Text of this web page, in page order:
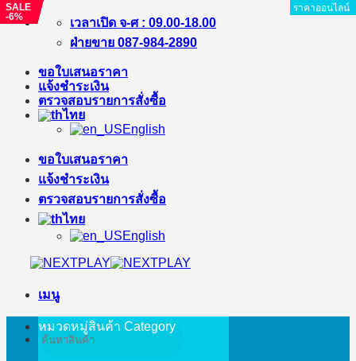
ข้าม
เนื้อหา
เวลาเปิด จ-ศ : 09.00-18.00
ฝ่ายขาย 087-984-2890
ขอใบเสนอราคา
แจ้งชำระเงิน
ตรวจสอบรายการสั่งซื้อ
ไทย
English
ขอใบเสนอราคา
แจ้งชำระเงิน
ตรวจสอบรายการสั่งซื้อ
ไทย
English
เมนู
ค้นหา:
หมวดหมู่สินค้า Category
ราคาออนไลน์
ราคาออนไลน์
ราคาออนไลน์
ราคาออนไลน์
ราคาออนไลน์
SALE
-20%
ราคาออนไลน์
SALE
-39%
ราคาออนไลน์
ราคาออนไลน์
ราคาออนไลน์
ราคาออนไลน์
ราคาออนไลน์
SALE
-21%
ราคาออนไลน์
ราคาออนไลน์
ราคาออนไลน์
ราคาออนไลน์
ราคาออนไลน์
ราคาออนไลน์
ราคาออนไลน์
ราคาออนไลน์
ราคาออนไลน์
ราคาออนไลน์
ราคาออนไลน์
ราคาออนไลน์
ราคาออนไลน์
ราคาออนไลน์
SALE
-6%
ราคาออนไลน์
ราคาออนไลน์
ราคาออนไลน์